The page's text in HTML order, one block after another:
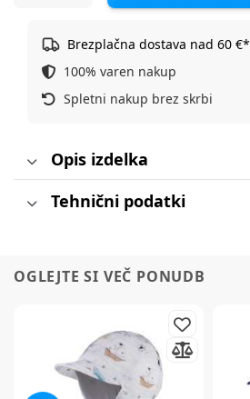
Brezplačna dostava nad 60 €*
100% varen nakup
Spletni nakup brez skrbi
Opis izdelka
Tehnični podatki
OGLEJTE SI VEČ PONUDB